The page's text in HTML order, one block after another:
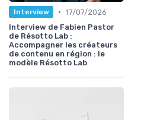
Interview • 17/07/2026
Interview de Fabien Pastor
de Résotto Lab :
Accompagner les créateurs
de contenu en région : le
modèle Résotto Lab